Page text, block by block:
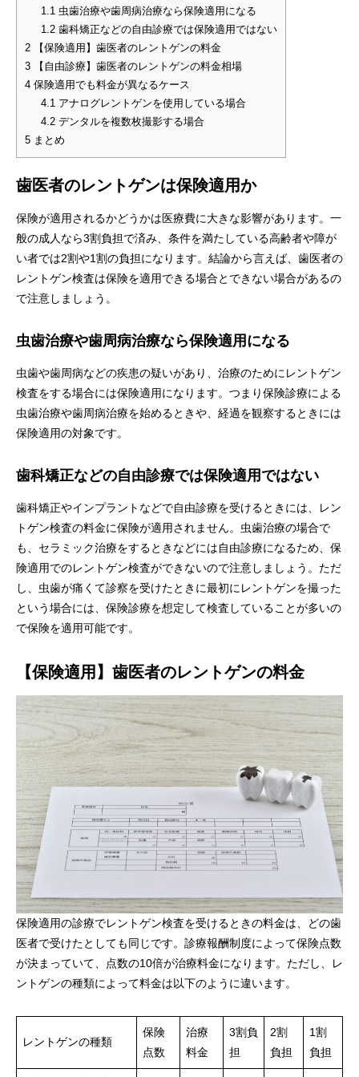
1.1虫歯治療や歯周病治療なら保険適用になる
1.2歯科矯正などの自由診療では保険適用ではない
2 【保険適用】歯医者のレントゲンの料金
3 【自由診療】歯医者のレントゲンの料金相場
4 保険適用でも料金が異なるケース
4.1アナログレントゲンを使用している場合
4.2デンタルを複数枚撮影する場合
5 まとめ
歯医者のレントゲンは保険適用か
保険が適用されるかどうかは医療費に大きな影響があります。一
般の成人なら3割負担で済み、条件を満たしている高齢者や障が
い者では2割や1割の負担になります。結論から言えば、歯医者の
レントゲン検査は保険を適用できる場合とできない場合があるの
で注意しましょう。
虫歯治療や歯周病治療なら保険適用になる
虫歯や歯周病などの疾患の疑いがあり、治療のためにレントゲン
検査をする場合には保険適用になります。つまり保険診療による
虫歯治療や歯周病治療を始めるときや、経過を観察するときには
保険適用の対象です。
歯科矯正などの自由診療では保険適用ではない
歯科矯正やインプラントなどで自由診療を受けるときには、レン
トゲン検査の料金に保険が適用されません。虫歯治療の場合で
も、セラミック治療をするときなどには自由診療になるため、保
険適用でのレントゲン検査ができないので注意しましょう。ただ
し、虫歯が痛くて診察を受けたときに最初にレントゲンを撮った
という場合には、保険診療を想定して検査していることが多いの
で保険を適用可能です。
【保険適用】歯医者のレントゲンの料金
保険適用の診療でレントゲン検査を受けるときの料金は、どの歯
医者で受けたとしても同じです。診療報酬制度によって保険点数
が決まっていて、点数の10倍が治療料金になります。ただし、レ
ントゲンの種類によって料金は以下のように違います。
レントゲンの種類
保険
点数
治療
料金
3割負
担
2割
負担
1割
負担